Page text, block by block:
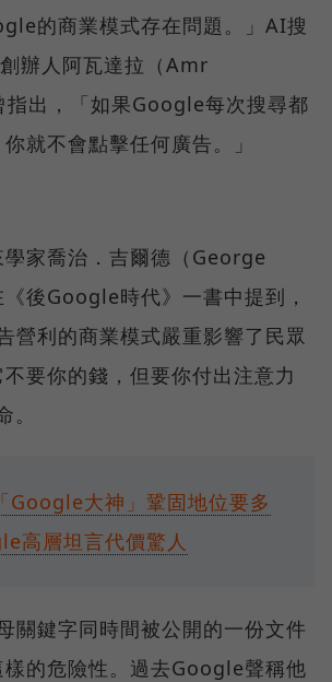
的商業模式存在問題。」AI搜
辦人阿瓦達拉（Amr
出，「如果Google每次搜尋都
就不會點擊任何廣告。」
家喬治．吉爾德（George
後Google時代》一書中提到，
營利的商業模式嚴重影響了民眾
要你的錢，但要你付出注意力
「Google大神」鞏固地位要多
高層坦言代價驚人
關鍵字同時間被公開的一份文件
樣的危險性。過去Google聲稱他